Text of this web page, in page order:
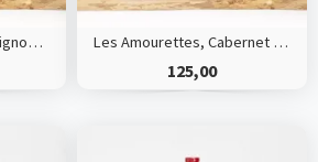
Les Amourettes, Sauvignon Blanc HVE Les Amourettes, Cabernet Sauvignon/Syrah, Languedoc HVE
125,00